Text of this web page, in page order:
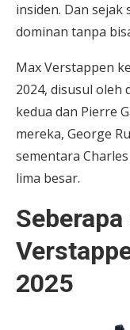
insiden. Dan
dominan tanpa
Max Verstappen
2024, disusul oleh
kedua dan Pierre
mereka, George
sementara
lima besar.
2025